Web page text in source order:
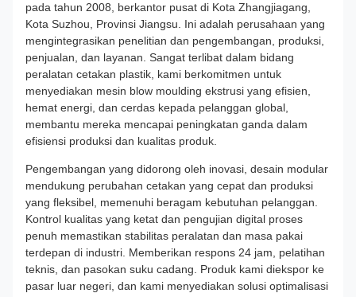
pada tahun 2008, berkantor pusat di Kota Zhangjiagang,
Kota Suzhou, Provinsi Jiangsu. Ini adalah perusahaan yang
mengintegrasikan penelitian dan pengembangan, produksi,
penjualan, dan layanan. Sangat terlibat dalam bidang
peralatan cetakan plastik, kami berkomitmen untuk
menyediakan mesin blow moulding ekstrusi yang efisien,
hemat energi, dan cerdas kepada pelanggan global,
membantu mereka mencapai peningkatan ganda dalam
efisiensi produksi dan kualitas produk.
Pengembangan yang didorong oleh inovasi, desain modular
mendukung perubahan cetakan yang cepat dan produksi
yang fleksibel, memenuhi beragam kebutuhan pelanggan.
Kontrol kualitas yang ketat dan pengujian digital proses
penuh memastikan stabilitas peralatan dan masa pakai
terdepan di industri. Memberikan respons 24 jam, pelatihan
teknis, dan pasokan suku cadang. Produk kami diekspor ke
pasar luar negeri, dan kami menyediakan solusi optimalisasi